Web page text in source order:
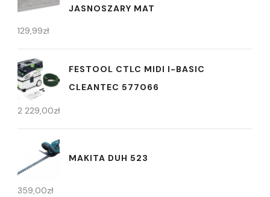
JASNOSZARY MAT
129,99zł
FESTOOL CTLC MIDI I-BASIC
CLEANTEC 577066
2 229,00zł
MAKITA DUH 523
359,00zł